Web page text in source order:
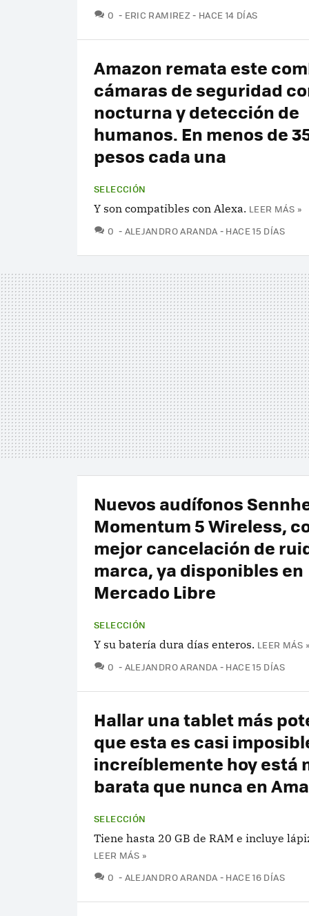
0 COMENTARIOS
ERIC RAMIREZ HACE 14 DÍAS
Amazon remata este
cámaras de seguridad
nocturna y detección de
humanos. En menos de
pesos cada una
SELECCIÓN
Y son compatibles con Alexa. LEER MÁS »
0 COMENTARIOS
ALEJANDRO ARANDA HACE 15 DÍAS
Nuevos audífonos
Momentum 5 Wireless,
mejor cancelación de
marca, ya disponibles en
Mercado Libre
SELECCIÓN
Y su batería dura días enteros. LEER MÁS »
0 COMENTARIOS
ALEJANDRO ARANDA HACE 15 DÍAS
Hallar una tablet más
que esta es casi
increíblemente hoy está
barata que nunca en
SELECCIÓN
Tiene hasta 20 GB de RAM e incluye
LEER MÁS »
0 COMENTARIOS
ALEJANDRO ARANDA HACE 16 DÍAS